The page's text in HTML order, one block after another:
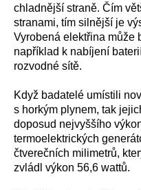
chladnější straně. Čím
stranami, tím silnější je
Vyrobená elektřina může
například k nabíjení
rozvodné sítě.
Když badatelé umístili
s horkým plynem, tak
doposud nejvyššího
termoelektrických
čtverečních milimetrů,
zvládl výkon 56,6 wattů.